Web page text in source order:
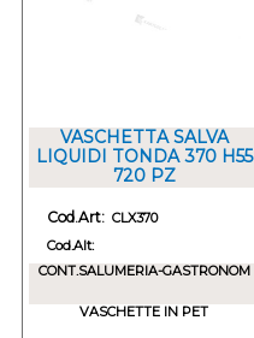
VASCHETTA SALVA
LIQUIDI TONDA 370 H55
720 PZ
Cod.Art: CLX370
Cod.Alt:
CONT.SALUMERIA-GASTRONOM
VASCHETTE IN PET